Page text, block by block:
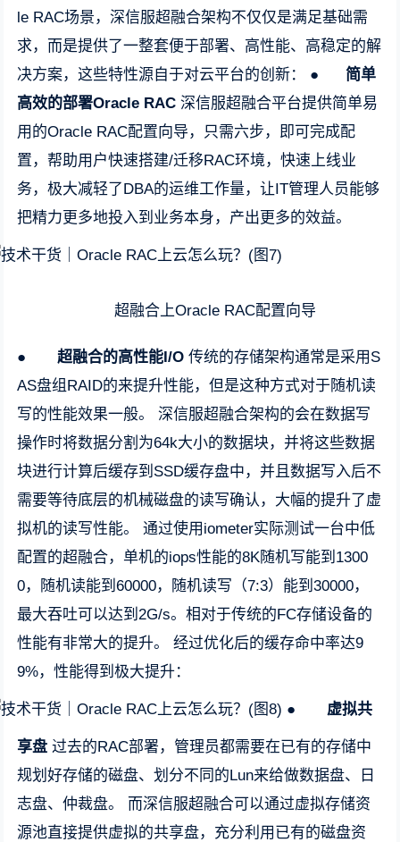
le RAC场景，深信服超融合架构不仅仅是满足基础需
求，而是提供了一整套便于部署、高性能、高稳定的解
决方案，这些特性源自于对云平台的创新： ●简单
高效的部署Oracle RAC 深信服超融合平台提供简单易
用的Oracle RAC配置向导，只需六步，即可完成配
置，帮助用户快速搭建/迁移RAC环境，快速上线业
务，极大减轻了DBA的运维工作量，让IT管理人员能够
把精力更多地投入到业务本身，产出更多的效益。
超融合上Oracle RAC配置向导
●超融合的高性能I/O 传统的存储架构通常是采用S
AS盘组RAID的来提升性能，但是这种方式对于随机读
写的性能效果一般。 深信服超融合架构的会在数据写
操作时将数据分割为64k大小的数据块，并将这些数据
块进行计算后缓存到SSD缓存盘中，并且数据写入后不
需要等待底层的机械磁盘的读写确认，大幅的提升了虚
拟机的读写性能。 通过使用iometer实际测试一台中低
配置的超融合，单机的iops性能的8K随机写能到1300
0，随机读能到60000，随机读写（7:3）能到30000，
最大吞吐可以达到2G/s。相对于传统的FC存储设备的
性能有非常大的提升。 经过优化后的缓存命中率达9
9%，性能得到极大提升：
● 虚拟共
享盘 过去的RAC部署，管理员都需要在已有的存储中
规划好存储的磁盘、划分不同的Lun来给做数据盘、日
志盘、仲裁盘。 而深信服超融合可以通过虚拟存储资
源池直接提供虚拟的共享盘，充分利用已有的磁盘资